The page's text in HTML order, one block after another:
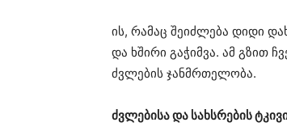
ის, რამაც შეიძლება დიდი
და ხშირი გაჭიმვა. ამ გზით
ძვლების ჯანმრთელობა.
ძვლებისა და სახსრების